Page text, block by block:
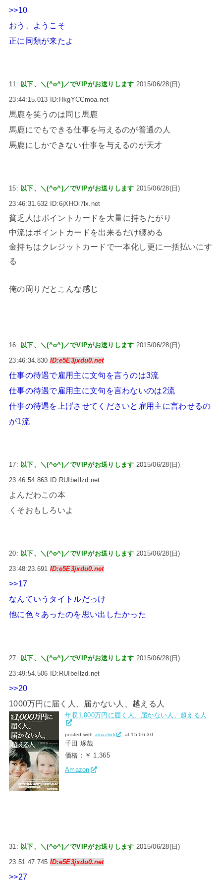
>>10
おう、ようこそ
正に同類が来たよ
11: 以下、＼(^o^)／でVIPがお送りします 2015/06/28(日)
23:44:15.013 ID:HkgYCCmoa.net
馬鹿を笑うのは同じ馬鹿
馬鹿にでもできる仕事を与えるのが普通の人
馬鹿にしかできない仕事を与えるのが天才
15: 以下、＼(^o^)／でVIPがお送りします 2015/06/28(日)
23:46:31.632 ID:6jXHOi7lx.net
貧乏人はポイントカードを大量に持ちたがり
中流はポイントカードを出来るだけ纏める
金持ちはクレジットカードで一本化し更に一括払いにす
る
俺の周りだとこんな感じ
16: 以下、＼(^o^)／でVIPがお送りします 2015/06/28(日)
23:46:34.830 ID:e5E3jxdu0.net
仕事の待遇で雇用主に文句を言うのは3流
仕事の待遇で雇用主に文句を言わないのは2流
仕事の待遇を上げさせてくださいと雇用主に言わせるの
が1流
17: 以下、＼(^o^)／でVIPがお送りします 2015/06/28(日)
23:46:54.863 ID:RUIbeIlzd.net
よんだわこの本
くそおもしろいよ
20: 以下、＼(^o^)／でVIPがお送りします 2015/06/28(日)
23:48:23.691 ID:e5E3jxdu0.net
>>17
なんていうタイトルだっけ
他に色々あったのを思い出したかった
27: 以下、＼(^o^)／でVIPがお送りします 2015/06/28(日)
23:49:54.506 ID:RUIbeIlzd.net
>>20
1000万円に届く人、届かない人、越える人
年収1,000万円に届く人、届かない人、超える人
posted with amazlink at 15.06.30
千田 琢哉
価格：￥ 1,365
Amazon
31: 以下、＼(^o^)／でVIPがお送りします 2015/06/28(日)
23:51:47.745 ID:e5E3jxdu0.net
>>27